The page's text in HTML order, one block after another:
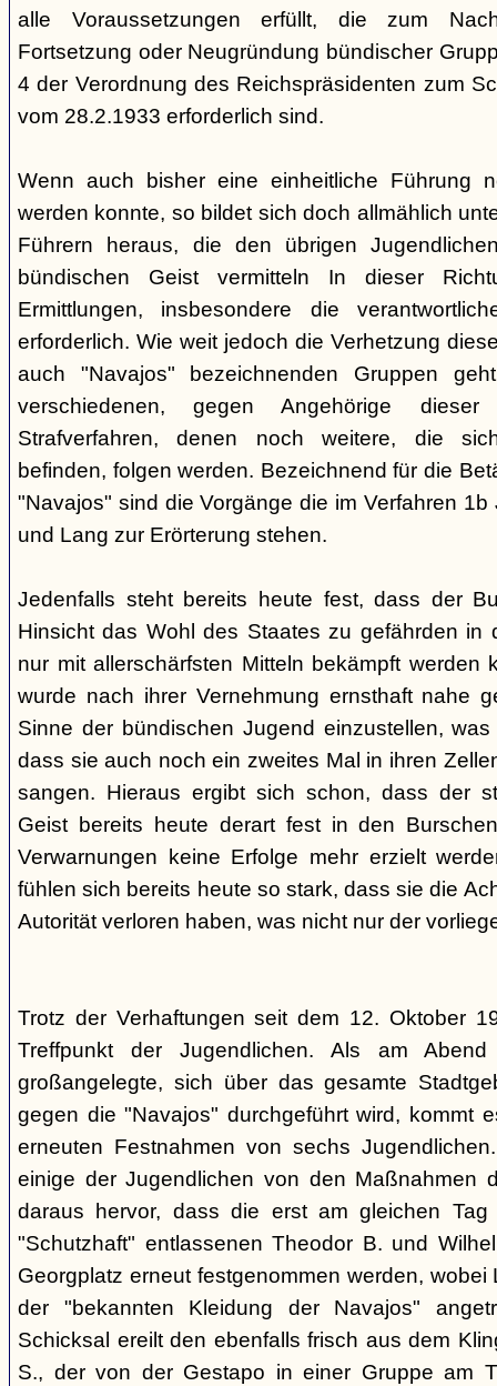
alle Voraussetzungen erfüllt, die zum
Fortsetzung oder Neugründung bündischer
4 der Verordnung des Reichspräsidenten zum
vom 28.2.1933 erforderlich sind.
Wenn auch bisher eine einheitliche Führung
werden konnte, so bildet sich doch allmählich
Führern heraus, die den übrigen
bündischen Geist vermitteln In dieser
Ermittlungen, insbesondere die
erforderlich. Wie weit jedoch die Verhetzung
auch "Navajos" bezeichnenden Gruppen
verschiedenen, gegen Angehörige dieser
Strafverfahren, denen noch weitere, die
befinden, folgen werden. Bezeichnend für die
"Navajos" sind die Vorgänge die im Verfahren
und Lang zur Erörterung stehen.
Jedenfalls steht bereits heute fest, dass der
Hinsicht das Wohl des Staates zu gefährden in
nur mit allerschärfsten Mitteln bekämpft werden
wurde nach ihrer Vernehmung ernsthaft nahe
Sinne der bündischen Jugend einzustellen,
dass sie auch noch ein zweites Mal in ihren
sangen. Hieraus ergibt sich schon, dass der
Geist bereits heute derart fest in den
Verwarnungen keine Erfolge mehr erzielt
fühlen sich bereits heute so stark, dass sie die
Autorität verloren haben, was nicht nur der
Trotz der Verhaftungen seit dem 12. Oktober
Treffpunkt der Jugendlichen. Als am
großangelegte, sich über das gesamte
gegen die "Navajos" durchgeführt wird, kommt
erneuten Festnahmen von sechs
einige der Jugendlichen von den Maßnahmen
daraus hervor, dass die erst am gleichen Tag
"Schutzhaft" entlassenen Theodor B. und
Georgplatz erneut festgenommen werden, wobei
der "bekannten Kleidung der Navajos"
Schicksal ereilt den ebenfalls frisch aus dem
S., der von der Gestapo in einer Gruppe am